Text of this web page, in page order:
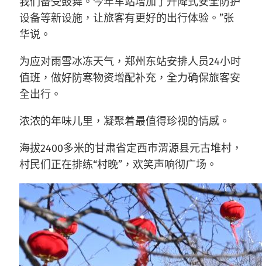
设备等新设施，让旅客有更好的出行体验。”张
华说。
为应对雨雪冰冻天气，郑州东站安排人员24小时
值班，做好防寒物资增配补充，全力确保旅客安
全出行。
浓浓的年味儿里，凝聚着最值得珍视的情感。
海拔2400多米的甘肃省定西市渭源县元古堆村，
村民们正在排练“村晚”，欢笑声响彻广场。